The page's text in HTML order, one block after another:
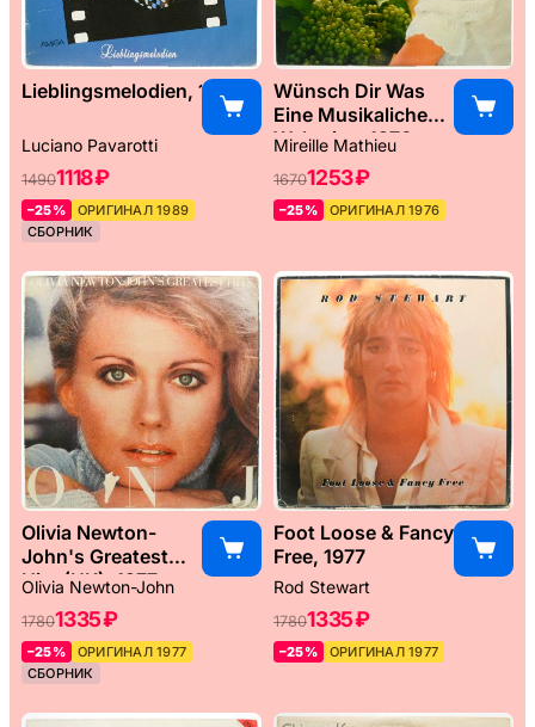
Lieblingsmelodien, 1989
Luciano Pavarotti
14901118 ₽
–25%
ОРИГИНАЛ 1989
СБОРНИК
Wünsch Dir Was
Eine Musikaliche
Weltreise, 1976
Mireille Mathieu
16701253 ₽
–25% ОРИГИНАЛ 1976
Olivia Newton-
John's Greatest
Hits (UK), 1977
Olivia Newton-John
17801335 ₽
–25%
ОРИГИНАЛ 1977
СБОРНИК
Foot Loose & Fancy
Free, 1977
Rod Stewart
17801335 ₽
–25% ОРИГИНАЛ 1977